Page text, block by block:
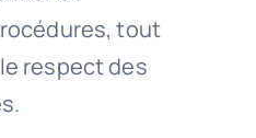
tout
respect des